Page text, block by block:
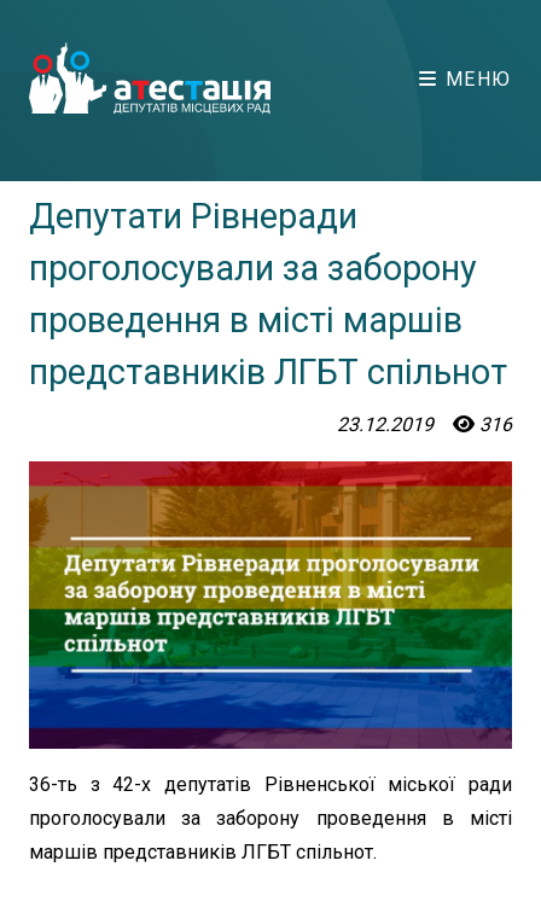
МЕНЮ
Депутати Рівнеради
проголосували за заборону
проведення в місті маршів
представників ЛГБТ спільнот
23.12.2019 316
36-ть з 42-х депутатів Рівненської міської ради
проголосували за заборону проведення в місті
маршів представників ЛГБТ спільнот.